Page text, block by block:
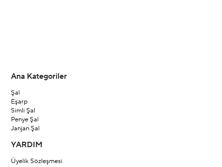
Ana Kategoriler
Şal
Eşarp
Simli Şal
Penye Şal
Janjan Şal
YARDIM
Üyelik Sözleşmesi